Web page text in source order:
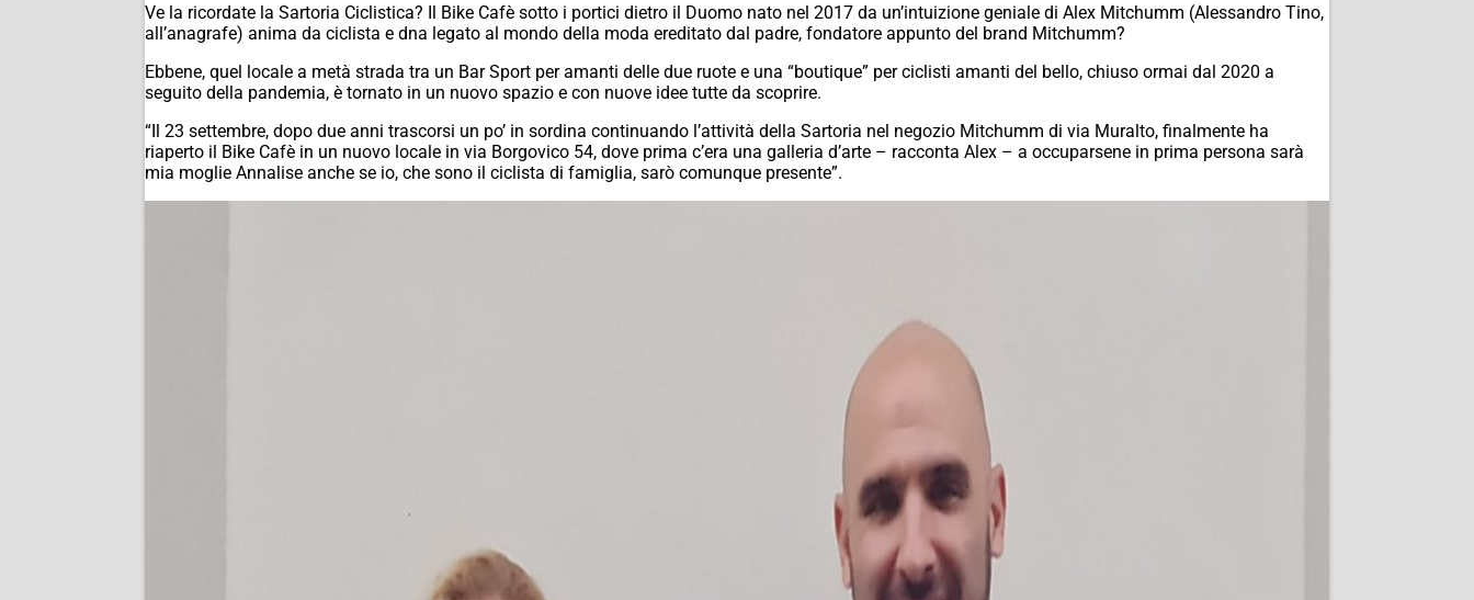
Ve la ricordate la Sartoria Ciclistica? Il Bike Cafè sotto i portici dietro il Duomo nato nel 2017 da un’intuizione geniale di Alex Mitchumm (Alessandro Tino,
all’anagrafe) anima da ciclista e dna legato al mondo della moda ereditato dal padre, fondatore appunto del brand Mitchumm?
Ebbene, quel locale a metà strada tra un Bar Sport per amanti delle due ruote e una “boutique” per ciclisti amanti del bello, chiuso ormai dal 2020 a
seguito della pandemia, è tornato in un nuovo spazio e con nuove idee tutte da scoprire.
“Il 23 settembre, dopo due anni trascorsi un po’ in sordina continuando l’attività della Sartoria nel negozio Mitchumm di via Muralto, finalmente ha
riaperto il Bike Cafè in un nuovo locale in via Borgovico 54, dove prima c’era una galleria d’arte – racconta Alex – a occuparsene in prima persona sarà
mia moglie Annalise anche se io, che sono il ciclista di famiglia, sarò comunque presente”.